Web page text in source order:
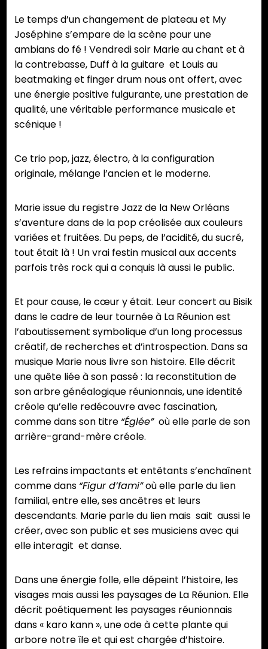
Le temps d’un changement de plateau et My
Joséphine s’empare de la scène pour une
ambians do fé ! Vendredi soir Marie au chant et à
la contrebasse, Duff à la guitare et Louis au
beatmaking et finger drum nous ont offert, avec
une énergie positive fulgurante, une prestation de
qualité, une véritable performance musicale et
scénique !
Ce trio pop, jazz, électro, à la configuration
originale, mélange l’ancien et le moderne.
Marie issue du registre Jazz de la New Orléans
s’aventure dans de la pop créolisée aux couleurs
variées et fruitées. Du peps, de l’acidité, du sucré,
tout était là ! Un vrai festin musical aux accents
parfois très rock qui a conquis là aussi le public.
Et pour cause, le cœur y était. Leur concert au Bisik
dans le cadre de leur tournée à La Réunion est
l’aboutissement symbolique d’un long processus
créatif, de recherches et d’introspection. Dans sa
musique Marie nous livre son histoire. Elle décrit
une quête liée à son passé : la reconstitution de
son arbre généalogique réunionnais, une identité
créole qu’elle redécouvre avec fascination,
comme dans son titre “Églée”où elle parle de son
arrière-grand-mère créole.
Les refrains impactants et entêtants s’enchaînent
comme dans “Figur d’fami”où elle parle du lien
familial, entre elle, ses ancêtres et leurs
descendants. Marie parle du lien mais sait aussi le
créer, avec son public et ses musiciens avec qui
elle interagit et danse.
Dans une énergie folle, elle dépeint l’histoire, les
visages mais aussi les paysages de La Réunion. Elle
décrit poétiquement les paysages réunionnais
dans « karo kann », une ode à cette plante qui
arbore notre île et qui est chargée d’histoire.